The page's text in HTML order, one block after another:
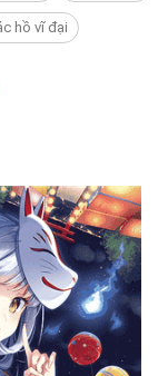
hồ vĩ đại